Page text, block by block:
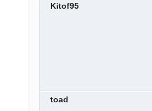
Kitof95
toad